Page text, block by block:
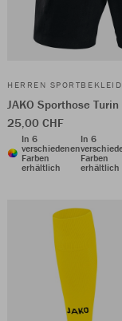
HERREN
JAKO Sporthose
25,00 CHF
In 6
verschiedenen
Farben
erhältlich
In 6
Farben
erhältlich